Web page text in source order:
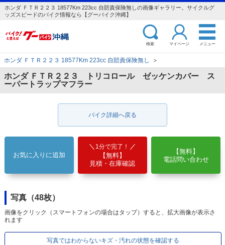
ホンダ ＦＴＲ２２３ 18577Km 223cc 自賠責保険無しの画像ギャラリー。サイクルグ
ッズスピードのバイク情報なら【グーバイク沖縄】
検索 マイページ メニュー
ホンダ ＦＴＲ２２３ 18577Km 223cc 自賠責保険無し ＞
ホンダ ＦＴＲ２２３ トリコロール ゼッケンカバー ス
ーパートラップマフラー
バイク詳細へ戻る
お気に入りに追加
1分で完了！
【無料】
見積・在庫確認
【無料】
電話問い合わせ
写真（48枚）
画像をクリック（スマートフォンの場合はタップ）すると、拡大画像が表示さ
れます
写真ではわからないキズ・汚れの状態を確認する